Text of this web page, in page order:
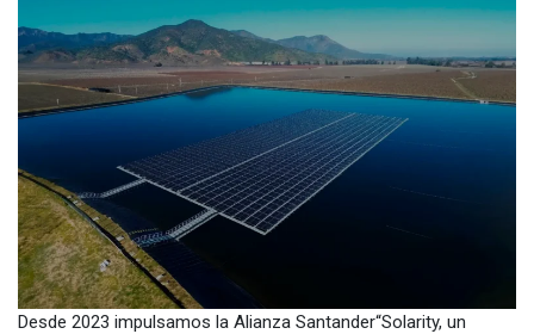
Desde 2023 impulsamos la Alianza Santander“Solarity, un